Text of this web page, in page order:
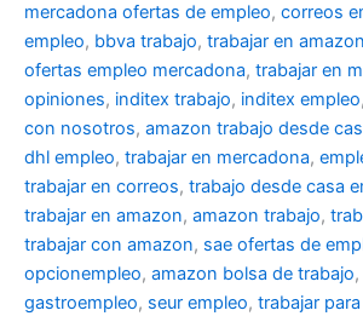
mercadona ofertas de empleo, correos
empleo, bbva trabajo, trabajar en
ofertas empleo mercadona, trabajar en
opiniones, inditex trabajo, inditex empleo,
con nosotros, amazon trabajo desde
dhl empleo, trabajar en mercadona,
trabajar en correos, trabajo desde casa
trabajar en amazon, amazon trabajo,
trabajar con amazon, sae ofertas de
opcionempleo, amazon bolsa de trabajo,
gastroempleo, seur empleo, trabajar